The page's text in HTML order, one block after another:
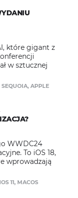
które gigant z
w sztucznej
SEQUOIA, APPLE
WWDC24
To iOS 18,
wprowadzają
11, MACOS